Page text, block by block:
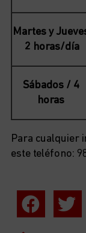
Martes y
2 horas/día
Sábados / 4
horas
Para cualquier
este teléfono: